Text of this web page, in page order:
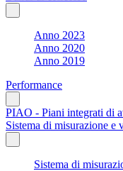
Anno 2023
Anno 2020
Anno 2019
Performance
PIAO - Piani integrati di
Sistema di misurazione e
Sistema di